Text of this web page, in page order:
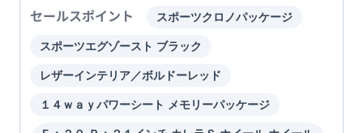
セールスポイント スポーツクロノパッケージ
スポーツエグゾースト ブラック
レザーインテリア／ボルドーレッド
１４ｗａｙパワーシート メモリーパッケージ